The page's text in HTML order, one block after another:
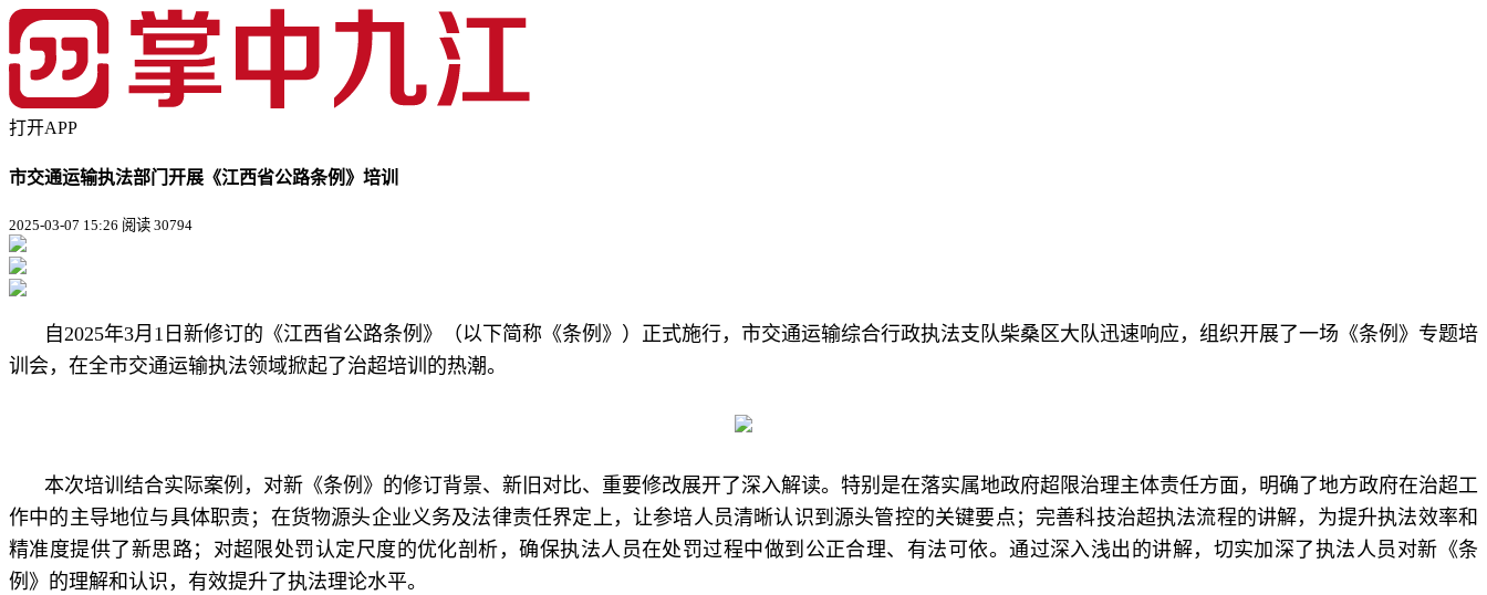
打开APP
市交通运输执法部门开展《江西省公路条例》培训
2025-03-07 15:26 阅读 30794
自2025年3月1日新修订的《江西省公路条例》（以下简称《条例》）正式施行，市交通运输综合行政执法支队柴桑区大队迅速响应，组织开展了一场《条例》专题培
训会，在全市交通运输执法领域掀起了治超培训的热潮。
本次培训结合实际案例，对新《条例》的修订背景、新旧对比、重要修改展开了深入解读。特别是在落实属地政府超限治理主体责任方面，明确了地方政府在治超工
作中的主导地位与具体职责；在货物源头企业义务及法律责任界定上，让参培人员清晰认识到源头管控的关键要点；完善科技治超执法流程的讲解，为提升执法效率和
精准度提供了新思路；对超限处罚认定尺度的优化剖析，确保执法人员在处罚过程中做到公正合理、有法可依。通过深入浅出的讲解，切实加深了执法人员对新《条
例》的理解和认识，有效提升了执法理论水平。